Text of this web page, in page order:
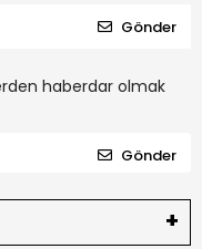
Gönder
haberdar olmak
Gönder